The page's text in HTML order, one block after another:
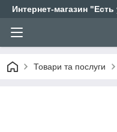
Интернет-магазин
Товари та послуги